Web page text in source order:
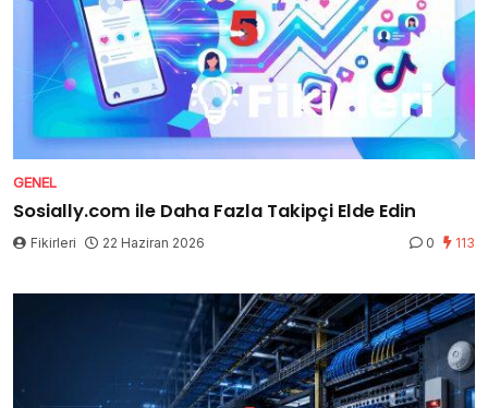
GENEL
Sosially.com ile Daha Fazla Takipçi Elde Edin
Fikirleri 22 Haziran 2026 0 113